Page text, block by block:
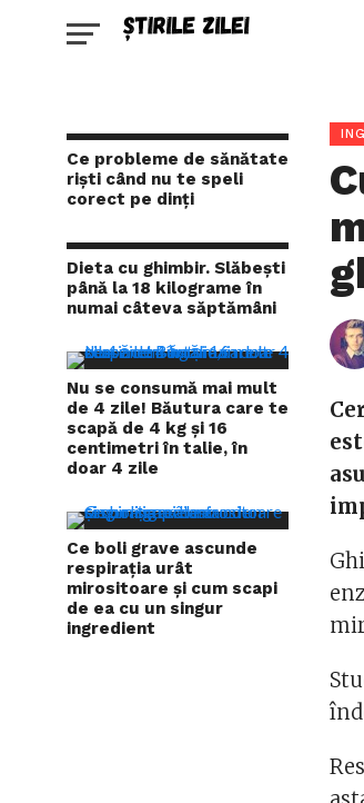
Ce probleme de sănătate
riști când nu te speli
corect pe dinți
Dieta cu ghimbir. Slăbești
până la 18 kilograme în
numai câteva săptămâni
Nu se consumă mai mult
de 4 zile! Băutura care te
scapă de 4 kg și 16
centimetri în talie, în
doar 4 zile
Ce boli grave ascunde
respirația urât
mirositoare și cum scapi
de ea cu un singur
ingredient